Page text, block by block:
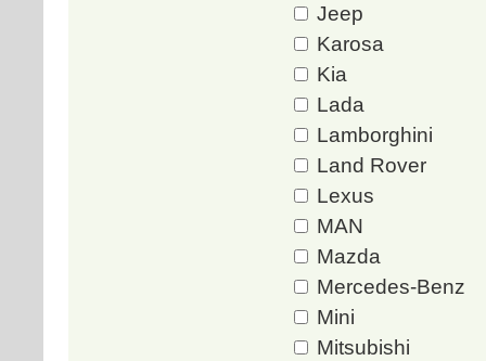
Jeep
Karosa
Kia
Lada
Lamborghini
Land Rover
Lexus
MAN
Mazda
Mercedes-Benz
Mini
Mitsubishi